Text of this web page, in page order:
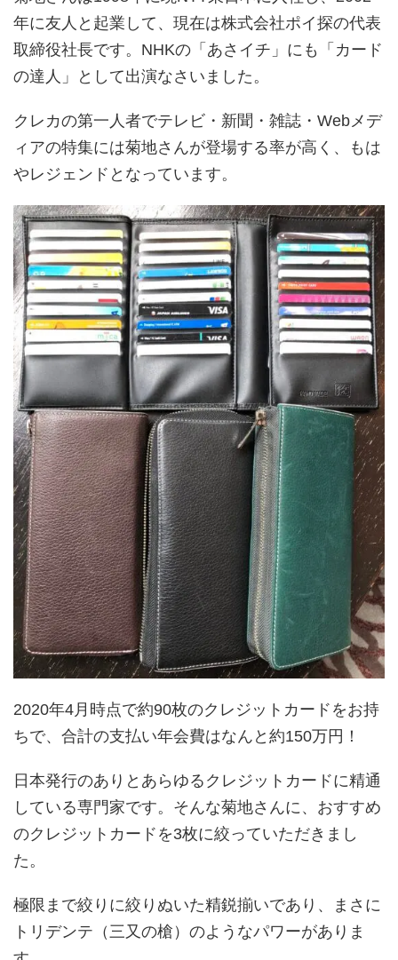
年に友人と起業して、現在は株式会社ポイ探の代表
取締役社長です。NHKの「あさイチ」にも「カード
の達人」として出演なさいました。
クレカの第一人者でテレビ・新聞・雑誌・Webメデ
ィアの特集には菊地さんが登場する率が高く、もは
やレジェンドとなっています。
2020年4月時点で約90枚のクレジットカードをお持
ちで、合計の支払い年会費はなんと約150万円！
日本発行のありとあらゆるクレジットカードに精通
している専門家です。そんな菊地さんに、おすすめ
のクレジットカードを3枚に絞っていただきまし
た。
極限まで絞りに絞りぬいた精鋭揃いであり、まさに
トリデンテ（三又の槍）のようなパワーがありま